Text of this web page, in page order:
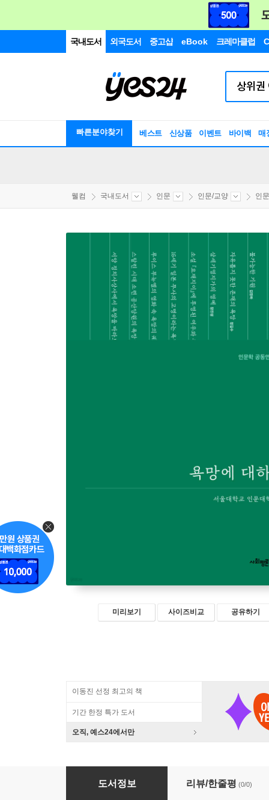
국내도서 외국도서 중고샵 eBook 크레마클럽
빠른분야찾기 베스트 신상품 이벤트 바이백 매
웰컴 국내도서 인문 인문/교양 인
미리보기 사이즈비교 공유하기
이동진 선정 최고의 책
기간 한정 특가 도서
오직, 예스24에서만
욕망에 대하여
도서정보 리뷰/한줄평 (0/0)